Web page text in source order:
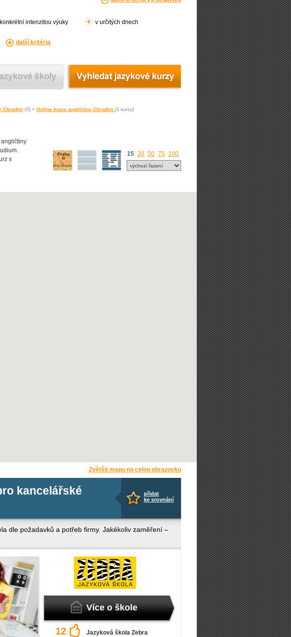
intenzitou výuky v určitých dnech
další kritéria
Chrudim (3) > Online kurzy angličtiny Chrudim (3 kurzy)
s
15 30 50 75 100
Zvětšit mapu na celou obrazovku
přidat
ke srovnání
kancelářské
dle požadavků a potřeb firmy. Jakékoliv zaměření –
Více o škole
12 Jazyková škola Zebra